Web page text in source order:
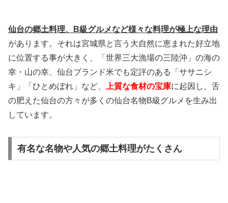
仙台の郷土料理、B級グルメなど様々な料理が極上な理由
があります。それは宮城県と言う大自然に恵まれた好立地
に位置する事が大きく、「世界三大漁場の三陸沖」の海の
幸・山の幸、仙台ブランド米でも定評のある「ササニシ
キ」「ひとめぼれ」など、
上質な食材の宝庫に起因し、舌
の肥えた仙台の方々が多くの仙台名物B級グルメを生み出
しています。
有名な名物や人気の郷土料理がたくさん